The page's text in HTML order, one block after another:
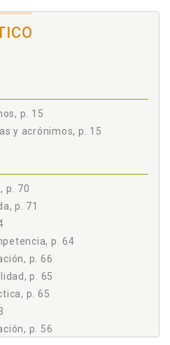
con su práctica, p. 38
p. 39
del detenido, p. 45
p. 50
p. 53
53
p. 15
y acrónimos, p. 15
p. 70
p. 71
p. 64
p. 66
p. 65
p. 65
p. 56